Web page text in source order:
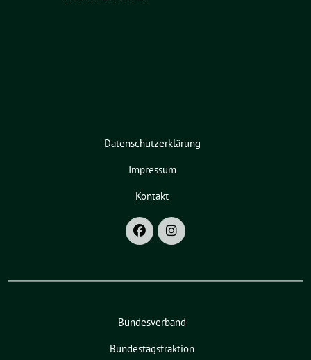
Datenschutzerklärung
Impressum
Kontakt
Bundesverband
Bundestagsfraktion